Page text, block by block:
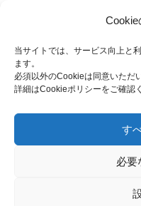
Cookie
当サイトでは、サービス向上と
ます。
必須以外のCookieは同意いただ
詳細はCookieポリシーをご確認
す
必要
スポ